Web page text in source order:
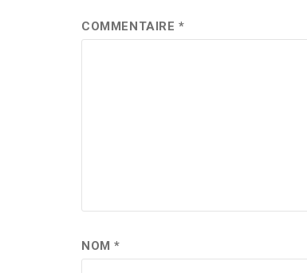
COMMENTAIRE*
NOM*